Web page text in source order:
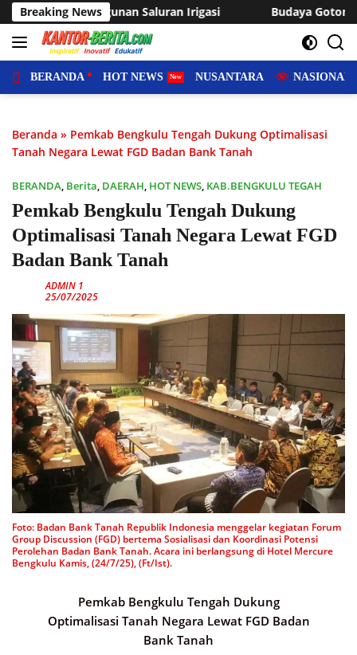
Langsung
ke
konten
Breaking NewsBudaya Gotong Royong Tetap Hidup, Warga
BERANDA HOT NEWS NUSANTARA NASIONAL
Beranda » Pemkab Bengkulu Tengah Dukung Optimalisasi
Tanah Negara Lewat FGD Badan Bank Tanah
BERANDA, Berita, DAERAH, HOT NEWS, KAB.BENGKULU TEGAH
Pemkab Bengkulu Tengah Dukung
Optimalisasi Tanah Negara Lewat FGD
Badan Bank Tanah
ADMIN 1
25/07/2025
Foto: Badan Bank Tanah Republik Indonesia menggelar kegiatan Forum
Group Discussion (FGD) bertema Sosialisasi dan Koordinasi Potensi
Perolehan Badan Bank Tanah. Acara ini berlangsung di Hotel Mercure
Bengkulu Kamis, (24/7/25), (Ft/Ist).
Pemkab Bengkulu Tengah Dukung
Optimalisasi Tanah Negara Lewat FGD Badan
Bank Tanah